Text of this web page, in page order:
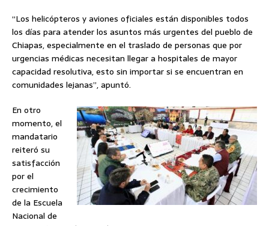
“Los helicópteros y aviones oficiales están disponibles todos
los días para atender los asuntos más urgentes del pueblo de
Chiapas, especialmente en el traslado de personas que por
urgencias médicas necesitan llegar a hospitales de mayor
capacidad resolutiva, esto sin importar si se encuentran en
comunidades lejanas”, apuntó.
En otro
momento, el
mandatario
reiteró su
satisfacción
por el
crecimiento
de la Escuela
Nacional de